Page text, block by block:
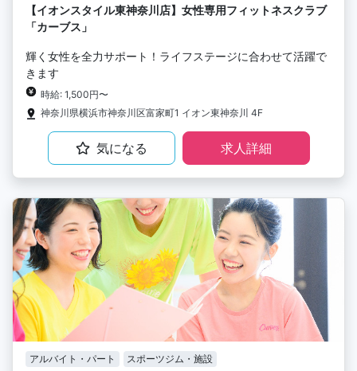
【イオンスタイル東神奈川店】女性専用フィットネスクラブ
「カーブス」
輝く女性を全力サポート！ライフステージに合わせて活躍で
きます
時給: 1,500円〜
神奈川県横浜市神奈川区富家町1 イオン東神奈川 4F
気になる 求人詳細
アルバイト・パート スポーツジム・施設